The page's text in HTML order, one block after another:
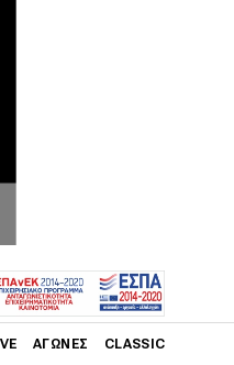
ΑΓΏΝΕΣ CLASSIC
τιφόζι της
την